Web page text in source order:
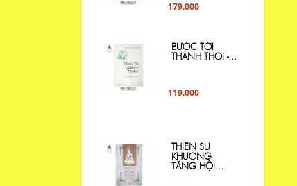
179.000
BƯỚC TỚI
THẢNH THƠI -...
119.000
THIỀN SƯ
KHƯƠNG
TĂNG HỘI...